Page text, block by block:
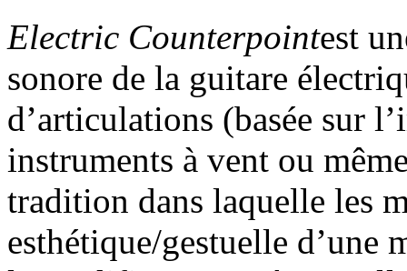
Electric Counterpointest
sonore de la guitare
d’articulations (basée sur
instruments à vent ou
tradition dans laquelle les
esthétique/gestuelle d’une